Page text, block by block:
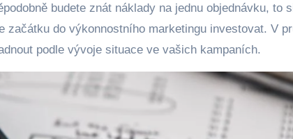
budete znát náklady na jednu objednávku, to
do výkonnostního marketingu investovat. V
podle vývoje situace ve vašich kampaních.